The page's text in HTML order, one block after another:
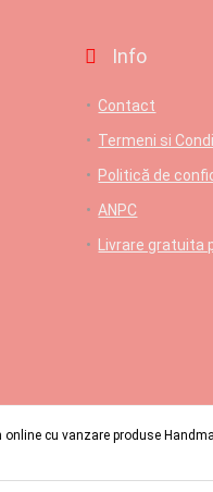
Info
Contact
Termeni si
Politică de
ANPC
Livrare
cu vanzare produse